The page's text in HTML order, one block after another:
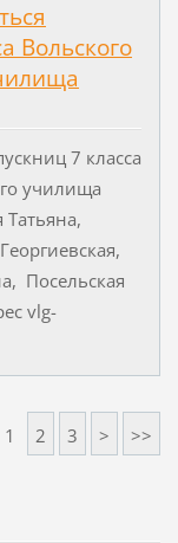
Вольского
7 класса
училища
Татьяна,
Посельская
vlg-
1 2 3 > >>